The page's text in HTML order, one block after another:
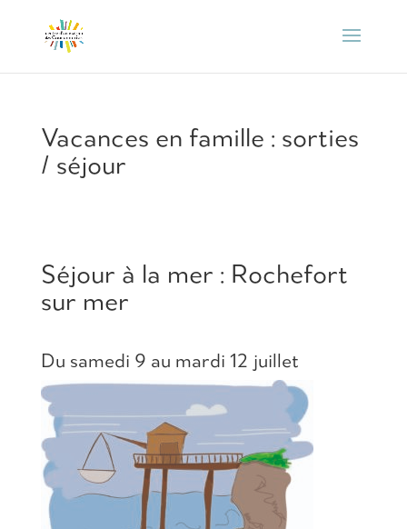
Vacances en famille : sorties
/ séjour
Séjour à la mer : Rochefort
sur mer
Du samedi 9 au mardi 12 juillet